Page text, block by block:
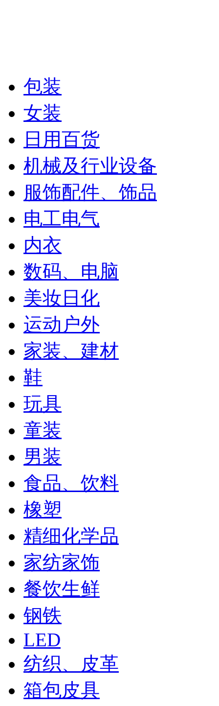
包装
女装
日用百货
机械及行业设备
服饰配件、饰品
电工电气
内衣
数码、电脑
美妆日化
运动户外
家装、建材
鞋
玩具
童装
男装
食品、饮料
橡塑
精细化学品
家纺家饰
餐饮生鲜
钢铁
LED
纺织、皮革
箱包皮具